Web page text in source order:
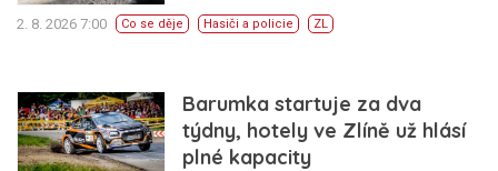
2. 8. 2026 7:00 Co se děje Hasiči a policie ZL
Barumka startuje za dva
týdny, hotely ve Zlíně už hlásí
plné kapacity